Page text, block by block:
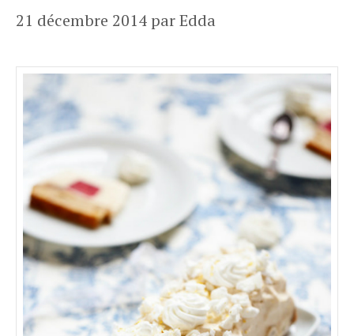
21 décembre 2014 parEdda